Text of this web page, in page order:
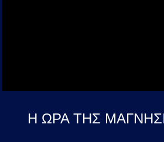
Η ΩΡΑ ΤΗΣ